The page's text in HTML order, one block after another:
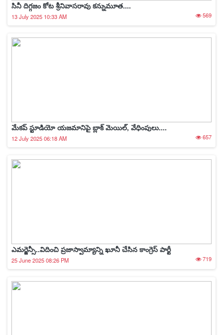
సినీ దిగ్గజం కోట శ్రీనివాసరావు కన్నుమూత....
13 July 2025 10:33 AM 569
మేకప్ స్టూడియో యజమానిపై బ్లాక్ మెయిల్, వేధింపులు....
12 July 2025 06:18 AM 657
ఎమర్జెన్సీ..విదించి ప్రజాస్వామ్యాన్ని ఖూనీ చేసిన కాంగ్రెస్ పార్టీ
25 June 2025 08:26 PM 719